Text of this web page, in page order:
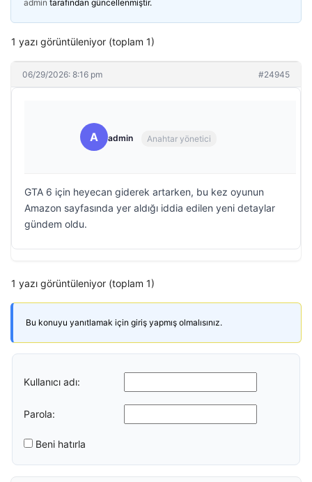
admin tarafından güncellenmiştir.
1 yazı görüntüleniyor (toplam 1)
06/29/2026: 8:16 pm #24945
A admin Anahtar yönetici
GTA 6 için heyecan giderek artarken, bu kez oyunun
Amazon sayfasında yer aldığı iddia edilen yeni detaylar
gündem oldu.
1 yazı görüntüleniyor (toplam 1)
Bu konuyu yanıtlamak için giriş yapmış olmalısınız.
Kullanıcı adı:
Parola:
Beni hatırla